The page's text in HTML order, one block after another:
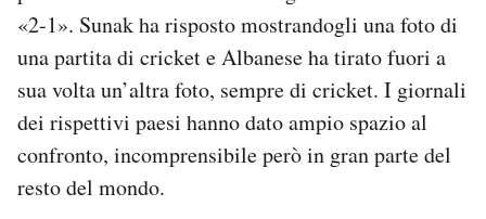
«2-1». Sunak ha risposto mostrandogli una foto di
una partita di cricket e Albanese ha tirato fuori a
sua volta un’altra foto, sempre di cricket. I giornali
dei rispettivi paesi hanno dato ampio spazio al
confronto, incomprensibile però in gran parte del
resto del mondo.